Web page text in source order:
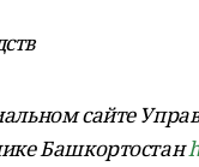
сайте
Башкортостан